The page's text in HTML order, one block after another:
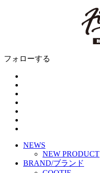
フォローする
NEWS
NEW PRODUCT
BRAND/ブランド